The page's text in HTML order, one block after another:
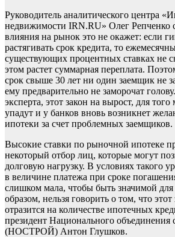
Руководитель аналитического центра
недвижимости IRN.RU» Олег Репченко
влияния на рынок это не окажет: если
растягивать срок кредита, то
существующих процентных ставках не
этом растет суммарная переплата.
срок свыше 30 лет ни один заемщик не
ему предварительно не заморочат
эксперта, этот закон на вырост, для того
упадут и у банков вновь возникнет
ипотеки за счет проблемных заемщиков.
Высокие ставки по рыночной ипотеке
некоторый отбор лиц, которые могут
долговую нагрузку. В условиях такого
в величине платежа при сроке
слишком мала, чтобы быть значимой
образом, нельзя говорить о том, что этот
отразится на количестве ипотечных
президент Национального объединения
(НОСТРОЙ) Антон Глушков.